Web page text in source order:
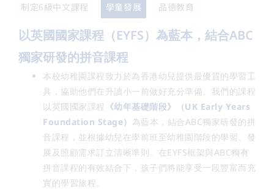
制定6級中文課程 學童發展 品德教育
以英國國家課程（EYFS）為藍本，結合ABC
獨家研發的拼音課程
本校幼稚園課程致力於為香港幼兒提供最優質的學習工
具，協助他們在升讀小一前做好充分準備。我們的課程
以英國國家課程
《幼年基礎階段》（UK Early Years
Foundation Stage） 為藍本，結合ABC獨家研發的拼
音課程，並根據幼兒在學前班至幼稚園階段的學習、發
展及照顧需求訂立清晰準則。在EYFS框架與ABC獨有
拼音課程的有效結合下，孩子們將能享受一段豐富而充
實的學習旅程。